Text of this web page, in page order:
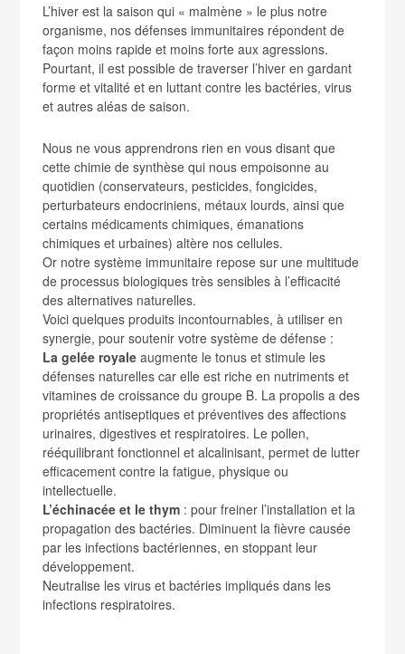
L’hiver est la saison qui « malmène » le plus notre
organisme, nos défenses immunitaires répondent de
façon moins rapide et moins forte aux agressions.
Pourtant, il est possible de traverser l’hiver en gardant
forme et vitalité et en luttant contre les bactéries, virus
et autres aléas de saison.
Nous ne vous apprendrons rien en vous disant que
cette chimie de synthèse qui nous empoisonne au
quotidien (conservateurs, pesticides, fongicides,
perturbateurs endocriniens, métaux lourds, ainsi que
certains médicaments chimiques, émanations
chimiques et urbaines) altère nos cellules.
Or notre système immunitaire repose sur une multitude
de processus biologiques très sensibles à l’efficacité
des alternatives naturelles.
Voici quelques produits incontournables, à utiliser en
synergie, pour soutenir votre système de défense :
La gelée royale augmente le tonus et stimule les
défenses naturelles car elle est riche en nutriments et
vitamines de croissance du groupe B. La propolis a des
propriétés antiseptiques et préventives des affections
urinaires, digestives et respiratoires. Le pollen,
rééquilibrant fonctionnel et alcalinisant, permet de lutter
efficacement contre la fatigue, physique ou
intellectuelle.
L’échinacée et le thym : pour freiner l’installation et la
propagation des bactéries. Diminuent la fièvre causée
par les infections bactériennes, en stoppant leur
développement.
Neutralise les virus et bactéries impliqués dans les
infections respiratoires.